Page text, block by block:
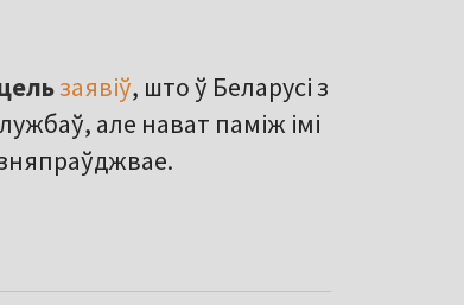
заявіў, што ў Беларусі з
але нават паміж імі